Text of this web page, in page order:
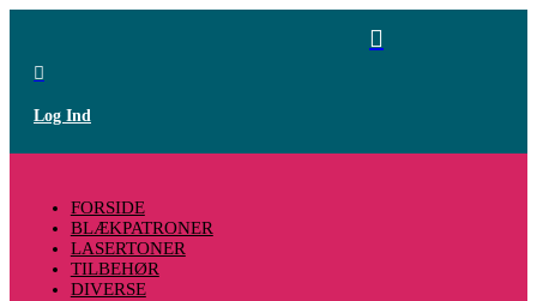


Log Ind
FORSIDE
BLÆKPATRONER
LASERTONER
TILBEHØR
DIVERSE